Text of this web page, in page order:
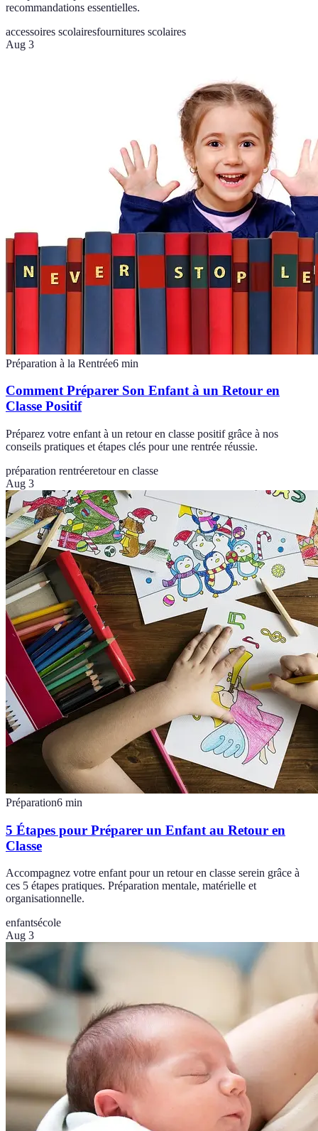
recommandations essentielles.
accessoires scolairesfournitures scolaires
Aug 3
Préparation à la Rentrée6 min
Comment Préparer Son Enfant à un Retour en
Classe Positif
Préparez votre enfant à un retour en classe positif grâce à nos
conseils pratiques et étapes clés pour une rentrée réussie.
préparation rentréeretour en classe
Aug 3
Préparation6 min
5 Étapes pour Préparer un Enfant au Retour en
Classe
Accompagnez votre enfant pour un retour en classe serein grâce à
ces 5 étapes pratiques. Préparation mentale, matérielle et
organisationnelle.
enfantsécole
Aug 3